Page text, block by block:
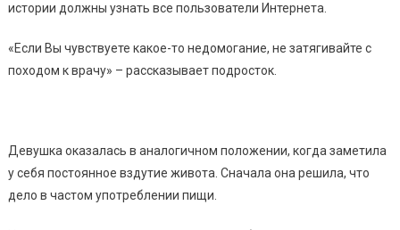
истории должны узнать все пользователи Интернета.
«Если Вы чувствуете какое-то недомогание, не затягивайте с
походом к врачу» – рассказывает подросток.
Девушка оказалась в аналогичном положении, когда заметила
у себя постоянное вздутие живота. Сначала она решила, что
дело в частом употреблении пищи.